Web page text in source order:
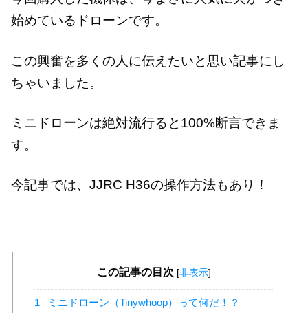
始めているドローンです。
この興奮を多くの人に伝えたいと思い記事にし
ちゃいました。
ミニドローンは絶対流行ると100%断言できま
す。
今記事では、JJRC H36の操作方法もあり！
この記事の目次 [非表示]
1 ミニドローン（Tinywhoop）って何だ！？